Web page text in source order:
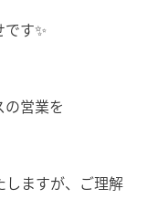
す✨
営業を
しますが、ご理解